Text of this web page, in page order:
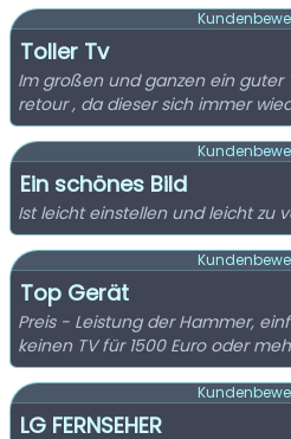
Toller Tv
Im großen und ganzen ein guter
retour , da dieser sich immer
Ein schönes Bild
Ist leicht einstellen und leicht zu
Top Gerät
Preis - Leistung der Hammer,
keinen TV für 1500 Euro oder
LG FERNSEHER